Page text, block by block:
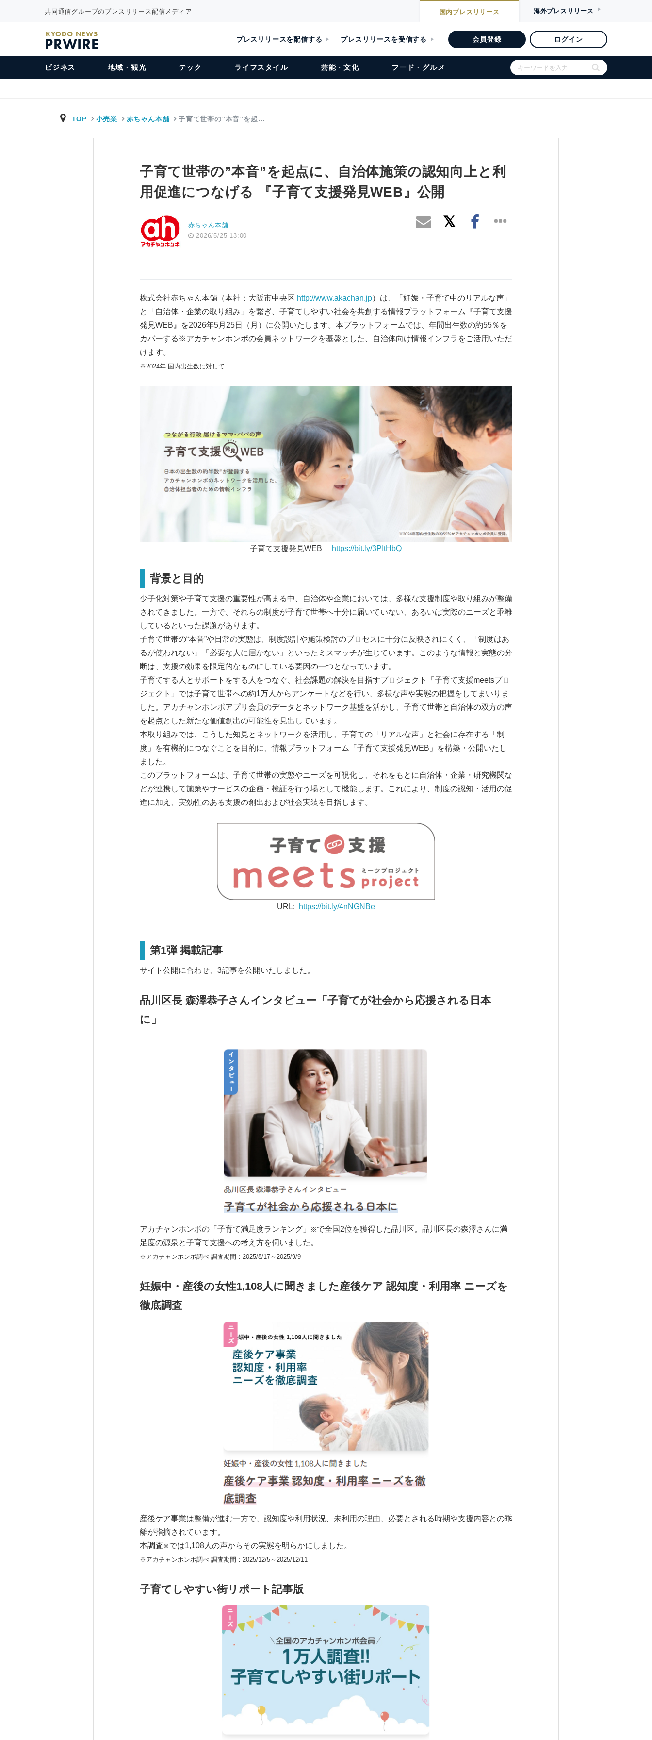
共同通信グループのプレスリリース配信メディア 国内プレスリリース 海外プレスリリース
KYODO NEWS
PRWIRE プレスリリースを配信する プレスリリースを受信する 会員登録 ログイン
ビジネス 地域・観光 テック ライフスタイル 芸能・文化 フード・グルメ
TOP 小売業 赤ちゃん本舗 子育て世帯の”本音”を起…
子育て世帯の”本音”を起点に、自治体施策の認知向上と利
用促進につなげる 『子育て支援発見WEB』公開
赤ちゃん本舗
2026/5/25 13:00
株式会社赤ちゃん本舗（本社：大阪市中央区 http://www.akachan.jp）は、「妊娠・子育て中のリアルな声」
と「自治体・企業の取り組み」を繋ぎ、子育てしやすい社会を共創する情報プラットフォーム『子育て支援
発見WEB』を2026年5月25日（月）に公開いたします。本プラットフォームでは、年間出生数の約55％を
カバーする※アカチャンホンポの会員ネットワークを基盤とした、自治体向け情報インフラをご活用いただ
けます。
※2024年 国内出生数に対して
子育て支援発見WEB： https://bit.ly/3PItHbQ
背景と目的
少子化対策や子育て支援の重要性が高まる中、自治体や企業においては、多様な支援制度や取り組みが整備
されてきました。一方で、それらの制度が子育て世帯へ十分に届いていない、あるいは実際のニーズと乖離
しているといった課題があります。
子育て世帯の“本音”や日常の実態は、制度設計や施策検討のプロセスに十分に反映されにくく、「制度はあ
るが使われない」「必要な人に届かない」といったミスマッチが生じています。このような情報と実態の分
断は、支援の効果を限定的なものにしている要因の一つとなっています。
子育てする人とサポートをする人をつなぐ、社会課題の解決を目指すプロジェクト「子育て支援meetsプロ
ジェクト」では子育て世帯への約1万人からアンケートなどを行い、多様な声や実態の把握をしてまいりま
した。アカチャンホンポアプリ会員のデータとネットワーク基盤を活かし、子育て世帯と自治体の双方の声
を起点とした新たな価値創出の可能性を見出しています。
本取り組みでは、こうした知見とネットワークを活用し、子育ての「リアルな声」と社会に存在する「制
度」を有機的につなぐことを目的に、情報プラットフォーム「子育て支援発見WEB」を構築・公開いたし
ました。
このプラットフォームは、子育て世帯の実態やニーズを可視化し、それをもとに自治体・企業・研究機関な
どが連携して施策やサービスの企画・検証を行う場として機能します。これにより、制度の認知・活用の促
進に加え、実効性のある支援の創出および社会実装を目指します。
URL: https://bit.ly/4nNGNBe
第1弾 掲載記事
サイト公開に合わせ、3記事を公開いたしました。
品川区長 森澤恭子さんインタビュー 「子育てが社会から応援される日本
に」
アカチャンホンポの「子育て満足度ランキング」 ※ で全国2位を獲得した品川区。品川区長の森澤さんに満
足度の源泉と子育て支援への考え方を伺いました。
※アカチャンホンポ調べ 調査期間：2025/8/17～2025/9/9
妊娠中・産後の女性1,108人に聞きました産後ケア 認知度・利用率 ニーズを
徹底調査
産後ケア事業は整備が進む一方で、認知度や利用状況、未利用の理由、必要とされる時期や支援内容との乖
離が指摘されています。
本調査 ※ では1,108人の声からその実態を明らかにしました。
※アカチャンホンポ調べ 調査期間：2025/12/5～2025/12/11
子育てしやすい街リポート記事版
Japanese